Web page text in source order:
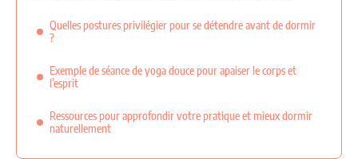
Quelles postures privilégier pour se détendre avant de dormir
?
Exemple de séance de yoga douce pour apaiser le corps et
l’esprit
Ressources pour approfondir votre pratique et mieux dormir
naturellement